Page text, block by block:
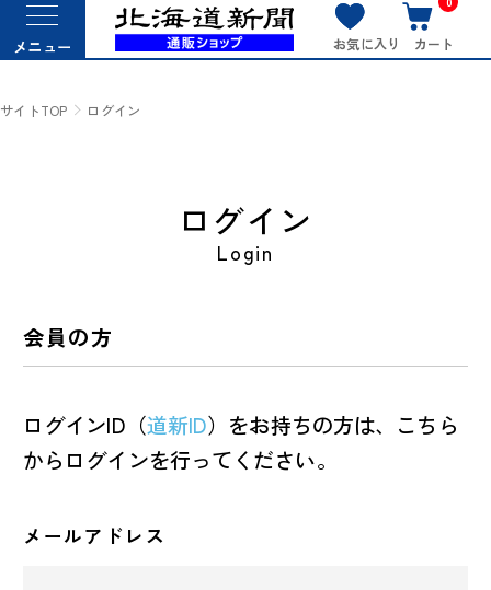
メニュー お気に入り カート
サイトTOP ログイン
ログイン
Login
会員の方
ログインID（道新ID）をお持ちの方は、こちら
からログインを行ってください。
メールアドレス